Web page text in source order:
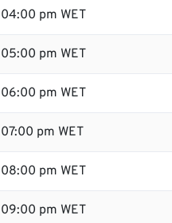
04:00 pm WET
05:00 pm WET
06:00 pm WET
07:00 pm WET
08:00 pm WET
09:00 pm WET